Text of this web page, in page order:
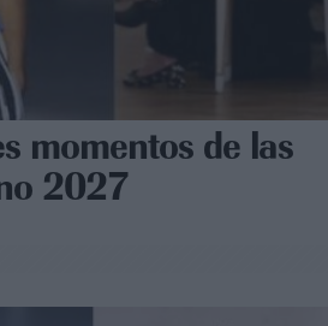
momentos de las
2027